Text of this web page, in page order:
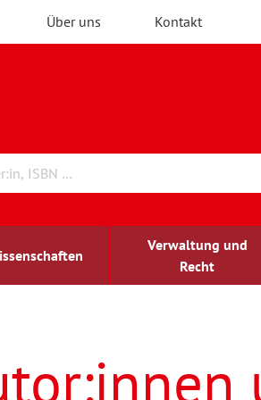
Über uns Kontakt
Verwaltung und
Recht